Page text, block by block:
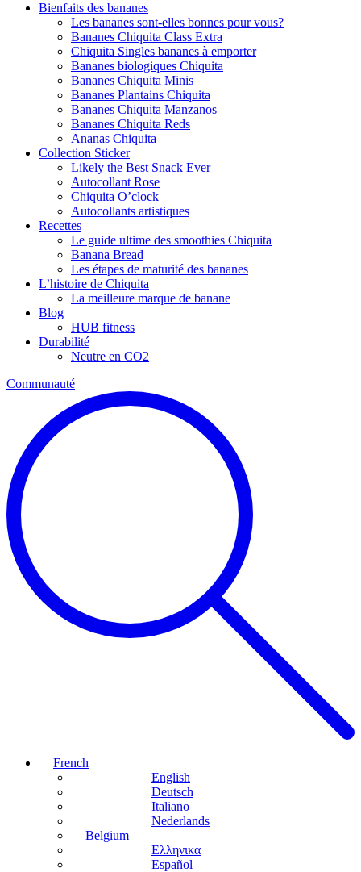
Bienfaits des bananes
Les bananes sont-elles bonnes pour vous?
Bananes Chiquita Class Extra
Chiquita Singles bananes à emporter
Bananes biologiques Chiquita
Bananes Chiquita Minis
Bananes Plantains Chiquita
Bananes Chiquita Manzanos
Bananes Chiquita Reds
Ananas Chiquita
Collection Sticker
Likely the Best Snack Ever
Autocollant Rose
Chiquita O’clock
Autocollants artistiques
Recettes
Le guide ultime des smoothies Chiquita
Banana Bread
Les étapes de maturité des bananes
L’histoire de Chiquita
La meilleure marque de banane
Blog
HUB fitness
Durabilité
Neutre en CO2
Communauté
French
English
Deutsch
Italiano
Nederlands
Belgium
Ελληνικα
Español